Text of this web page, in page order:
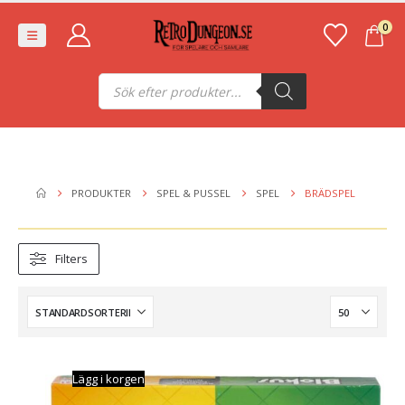
0
Produktsökning
PRODUKTER SPEL & PUSSEL SPEL BRÄDSPEL
Filters
Lägg i korgen